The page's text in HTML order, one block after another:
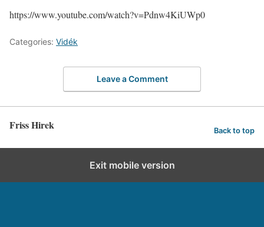
https://www.youtube.com/watch?v=Pdnw4KiUWp0
Categories: Vidék
Leave a Comment
Friss Hirek Back to top
Exit mobile version